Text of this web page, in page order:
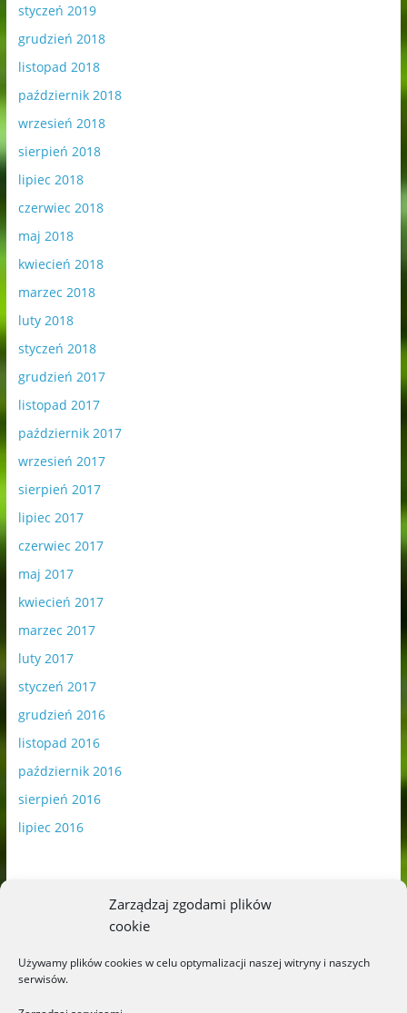
Zarządzaj zgodami plików
cookie
Używamy plików cookies w celu optymalizacji naszej witryny i naszych
serwisów.
styczeń 2019
grudzień 2018
listopad 2018
październik 2018
wrzesień 2018
sierpień 2018
lipiec 2018
czerwiec 2018
maj 2018
kwiecień 2018
marzec 2018
luty 2018
styczeń 2018
grudzień 2017
listopad 2017
październik 2017
wrzesień 2017
sierpień 2017
lipiec 2017
czerwiec 2017
maj 2017
kwiecień 2017
marzec 2017
luty 2017
styczeń 2017
grudzień 2016
listopad 2016
październik 2016
sierpień 2016
lipiec 2016